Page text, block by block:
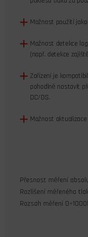
Možnost použití
Možnost detekce
(např. detekce
Zařízení je
pohodlně nastavit
DC/DS.
Možnost
Přesnost měření
Rozlišení měřeného
Rozsah měření